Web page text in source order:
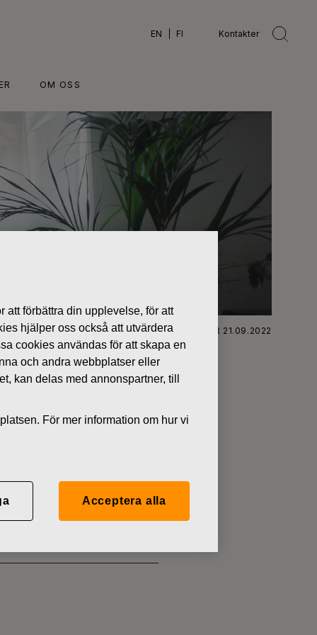
EN FI Kontakter
OM OSS
FISKARS OYJ ABP:S ÅTERKÖP AV EGNA AKTIER 21.09.2022
att förbättra din upplevelse, för att
hjälper oss också att utvärdera
cookies användas för att skapa en
och andra webbplatser eller
kan delas med annonspartner, till
För mer information om hur vi
Acceptera alla